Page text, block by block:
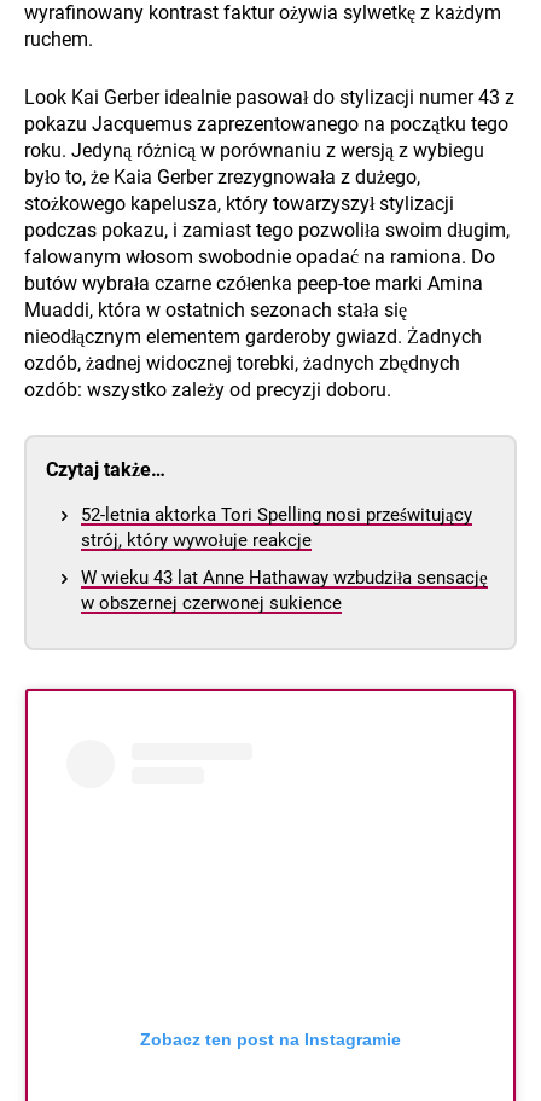
wyrafinowany kontrast faktur ożywia sylwetkę z każdym
ruchem.
Look Kai Gerber idealnie pasował do stylizacji numer 43 z
pokazu Jacquemus zaprezentowanego na początku tego
roku. Jedyną różnicą w porównaniu z wersją z wybiegu
było to, że Kaia Gerber zrezygnowała z dużego,
stożkowego kapelusza, który towarzyszył stylizacji
podczas pokazu, i zamiast tego pozwoliła swoim długim,
falowanym włosom swobodnie opadać na ramiona. Do
butów wybrała czarne czółenka peep-toe marki Amina
Muaddi, która w ostatnich sezonach stała się
nieodłącznym elementem garderoby gwiazd. Żadnych
ozdób, żadnej widocznej torebki, żadnych zbędnych
ozdób: wszystko zależy od precyzji doboru.
Czytaj także…
52-letnia aktorka Tori Spelling nosi prześwitujący
strój, który wywołuje reakcje
W wieku 43 lat Anne Hathaway wzbudziła sensację
w obszernej czerwonej sukience
Zobacz ten post na Instagramie